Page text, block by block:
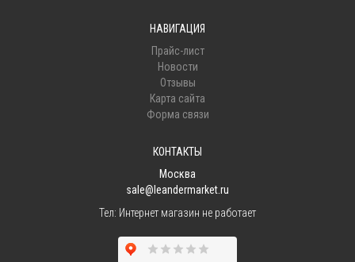
НАВИГАЦИЯ
Прайс-лист
Новости
Отзывы
Карта сайта
Форма связи
КОНТАКТЫ
Москва
sale@leandermarket.ru
Тел: Интернет магазин не работает